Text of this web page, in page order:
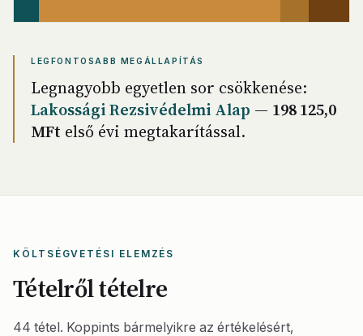
LEGFONTOSABB MEGÁLLAPÍTÁS
Legnagyobb egyetlen sor csökkenése:
Lakossági Rezsivédelmi Alap — 198 125,0
MFt első évi megtakarítással.
KÖLTSÉGVETÉSI ELEMZÉS
Tételről tételre
44 tétel. Koppints bármelyikre az értékelésért,